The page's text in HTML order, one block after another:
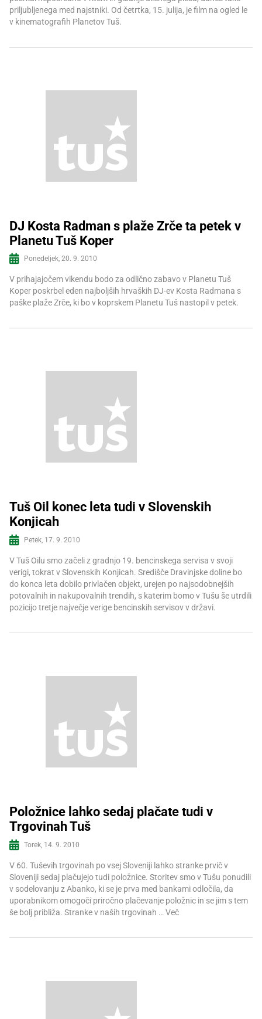
priljubljenega med najstniki. Od četrtka, 15. julija, je film na ogled le
v kinematografih Planetov Tuš.
DJ Kosta Radman s plaže Zrče ta petek v
Planetu Tuš Koper
Ponedeljek, 20. 9. 2010
V prihajajočem vikendu bodo za odlično zabavo v Planetu Tuš
Koper poskrbel eden najboljših hrvaških DJ-ev Kosta Radmana s
paške plaže Zrče, ki bo v koprskem Planetu Tuš nastopil v petek.
Tuš Oil konec leta tudi v Slovenskih
Konjicah
Petek, 17. 9. 2010
V Tuš Oilu smo začeli z gradnjo 19. bencinskega servisa v svoji
verigi, tokrat v Slovenskih Konjicah. Središče Dravinjske doline bo
do konca leta dobilo privlačen objekt, urejen po najsodobnejših
potovalnih in nakupovalnih trendih, s katerim bomo v Tušu še utrdili
pozicijo tretje največje verige bencinskih servisov v državi.
Položnice lahko sedaj plačate tudi v
Trgovinah Tuš
Torek, 14. 9. 2010
V 60. Tuševih trgovinah po vsej Sloveniji lahko stranke prvič v
Sloveniji sedaj plačujejo tudi položnice. Storitev smo v Tušu ponudili
v sodelovanju z Abanko, ki se je prva med bankami odločila, da
uporabnikom omogoči priročno plačevanje položnic in se jim s tem
še bolj približa. Stranke v naših trgovinah … Več